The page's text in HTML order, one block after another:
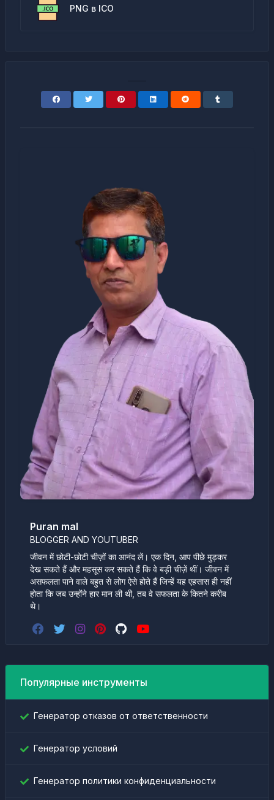
PNG в ICO
Puran mal
BLOGGER AND YOUTUBER
जीवन में छोटी-छोटी चीज़ों का आनंद लें। एक दिन, आप पीछे मुड़कर
देख सकते हैं और महसूस कर सकते हैं कि वे बड़ी चीज़ें थीं। जीवन में
असफलता पाने वाले बहुत से लोग ऐसे होते हैं जिन्हें यह एहसास ही नहीं
होता कि जब उन्होंने हार मान ली थी, तब वे सफलता के कितने करीब
थे।
Популярные инструменты
Генератор отказов от ответственности
Генератор условий
Генератор политики конфиденциальности